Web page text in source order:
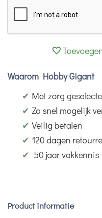
Waarom Hobby Gigant
✔ Met zorg
✔ Zo snel mogelijk
✔ Veilig betalen
✔ 120 dagen
✔ 50 jaar vakkennis
Product informatie